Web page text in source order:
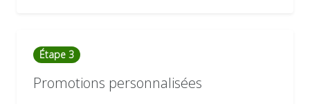
Étape 3
Promotions personnalisées